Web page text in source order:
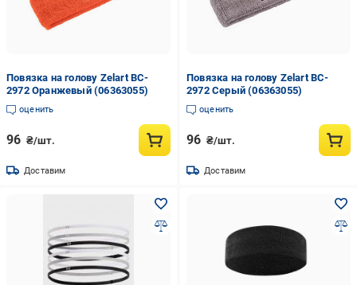
Повязка на голову Zelart BC-
2972 Оранжевый (06363055)
оценить
96 ₴/шт.
Доставим
Повязка на голову Zelart BC-
2972 Серый (06363055)
оценить
96 ₴/шт.
Доставим